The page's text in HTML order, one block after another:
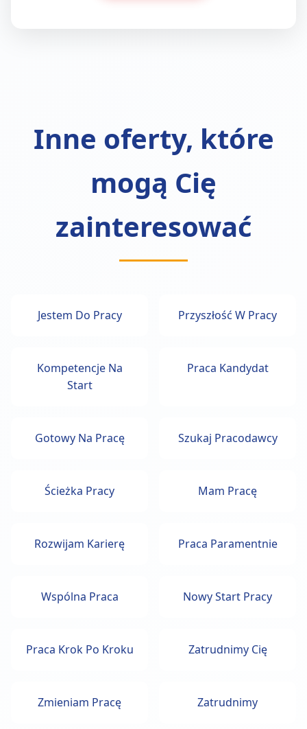
Inne oferty, które
mogą Cię
zainteresować
Jestem Do Pracy Przyszłość W Pracy
Kompetencje Na
Start
Praca Kandydat
Gotowy Na Pracę Szukaj Pracodawcy
Ścieżka Pracy Mam Pracę
Rozwijam Karierę Praca Paramentnie
Wspólna Praca Nowy Start Pracy
Praca Krok Po Kroku Zatrudnimy Cię
Zmieniam Pracę Zatrudnimy